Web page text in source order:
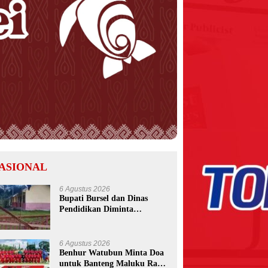
6 Agustus 2026
Bupati Bursel dan Dinas
Pendidikan Diminta
6 Agustus 2026
Benhur Watubun Minta Doa
untuk Banteng Maluku Raya